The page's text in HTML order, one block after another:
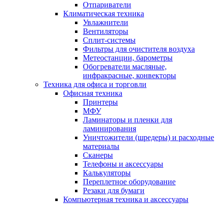
Отпариватели
Климатическая техника
Увлажнители
Вентиляторы
Сплит-системы
Фильтры для очистителя воздуха
Метеостанции, барометры
Обогреватели масляные,
инфракрасные, конвекторы
Техника для офиса и торговли
Офисная техника
Принтеры
МФУ
Ламинаторы и пленки для
ламинирования
Уничтожители (шредеры) и расходные
материалы
Сканеры
Телефоны и аксессуары
Калькуляторы
Переплетное оборудование
Резаки для бумаги
Компьютерная техника и аксессуары